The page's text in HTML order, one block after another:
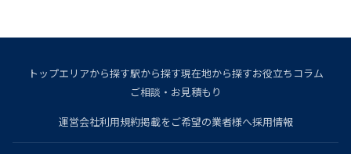
トップエリアから探す駅から探す現在地から探すお役立ちコラム
ご相談・お見積もり
運営会社利用規約掲載をご希望の業者様へ採用情報